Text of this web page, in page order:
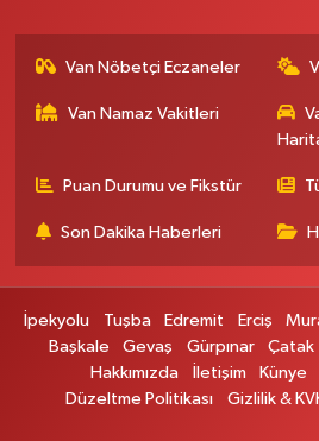
BAHÇELİEVLER MAH.MUSLİH GÖRENTAŞ
0 (501) 322 00 65 Yol Tarifi Al
VANYOLU CADDESİ NO:42
0 (532) 689 22 50 Yol Tarifi Al
Van Nöbetçi Eczaneler
Van Namaz Vakitleri
Puan Durumu ve Fikstür
Son Dakika Haberleri
İpekyolu Tuşba Edremit Erciş
Başkale
Gevaş Gürpınar Çatak
Hakkımızda
İletişim Künye
Düzeltme Politikası
Gizlilik &